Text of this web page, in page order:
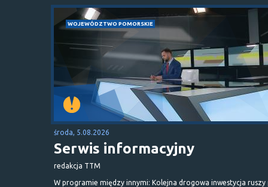
WOJEWÓDZTWO POMORSKIE
środa, 5.08.2026
Serwis informacyjny
redakcja TTM
W programie między innymi: Kolejna drogowa inwestycja ruszy